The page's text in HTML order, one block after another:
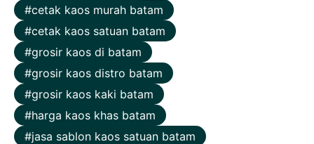
cetak kaos murah batam
cetak kaos satuan batam
grosir kaos di batam
grosir kaos distro batam
grosir kaos kaki batam
harga kaos khas batam
jasa sablon kaos satuan batam